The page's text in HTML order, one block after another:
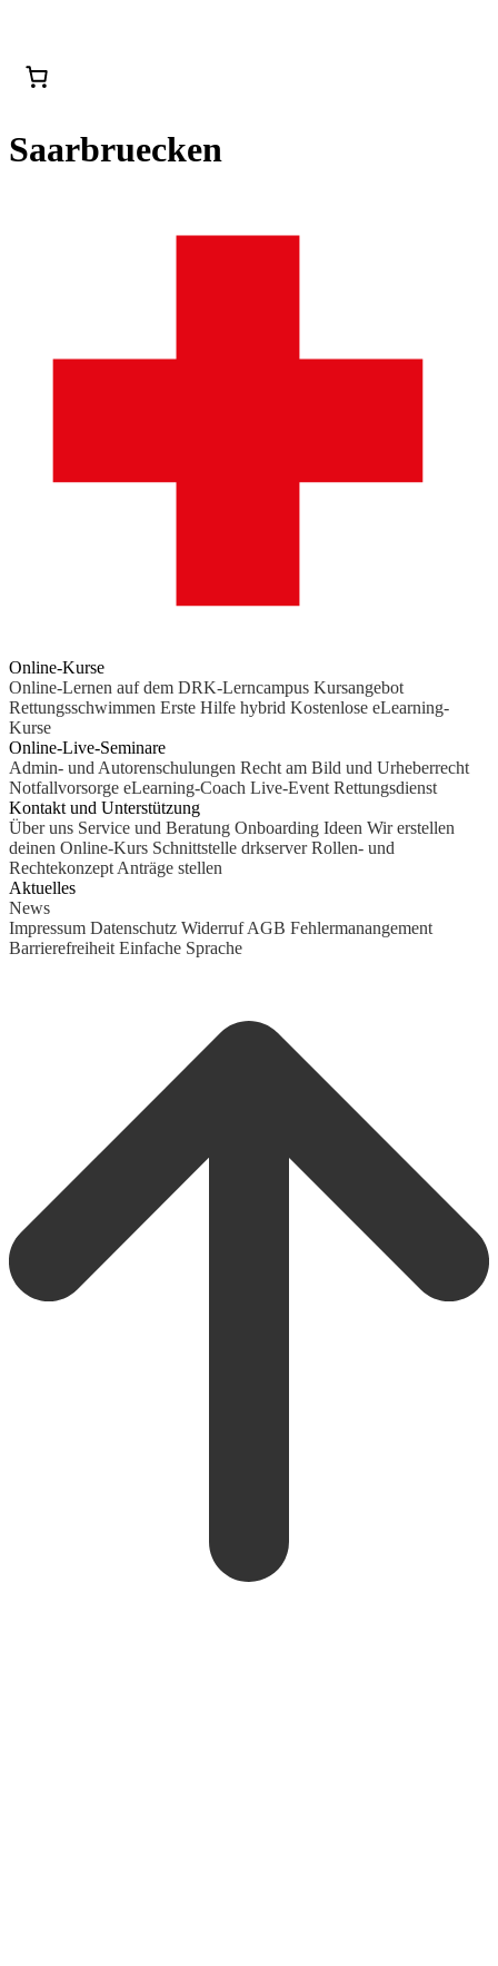
Saarbruecken
Online-Kurse
Online-Lernen auf dem DRK-Lerncampus Kursangebot
Rettungsschwimmen Erste Hilfe hybrid Kostenlose eLearning-
Kurse
Online-Live-Seminare
Admin- und Autorenschulungen Recht am Bild und Urheberrecht
Notfallvorsorge eLearning-Coach Live-Event Rettungsdienst
Kontakt und Unterstützung
Über uns Service und Beratung Onboarding Ideen Wir erstellen
deinen Online-Kurs Schnittstelle drkserver Rollen- und
Rechtekonzept Anträge stellen
Aktuelles
News
Impressum Datenschutz Widerruf AGB Fehlermanangement
Barrierefreiheit Einfache Sprache